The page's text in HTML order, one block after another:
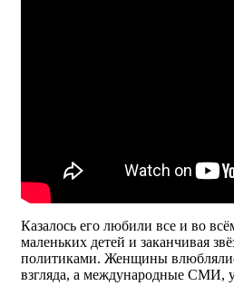
Казалось его любили все и во
маленьких детей и заканчивая
политиками. Женщины
взгляда, а международные СМИ,